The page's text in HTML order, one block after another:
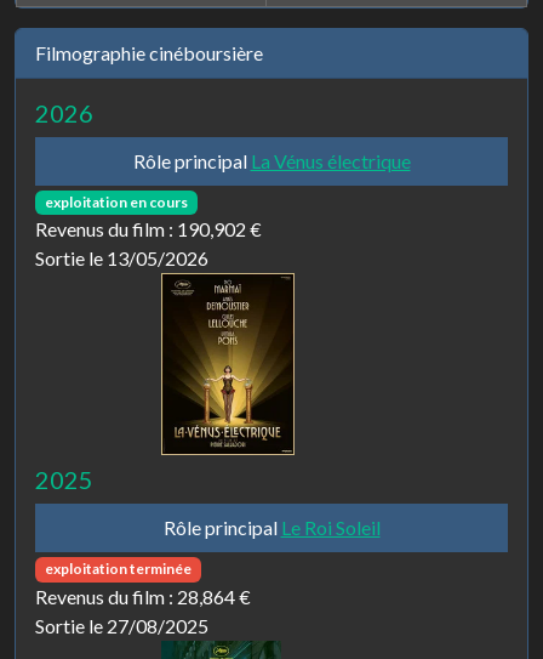
Filmographie cinéboursière
2026
Rôle principal La Vénus électrique
exploitation en cours
Revenus du film : 190,902 €
Sortie le 13/05/2026
2025
Rôle principal Le Roi Soleil
exploitation terminée
Revenus du film : 28,864 €
Sortie le 27/08/2025